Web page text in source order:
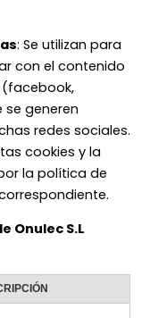
: Se utilizan para
con el contenido
se generen
redes sociales.
cookies y la
la política de
Onulec S.L